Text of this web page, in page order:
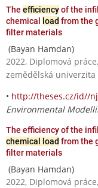
The efficiencyof the
chemical load from the
filter materials
(Bayan Hamdan)
2022, Diplomová
zemědělská univerzita
• http://theses.cz/id//
Environmental
The efficiency of the
chemical load from the
filter materials
(Bayan Hamdan)
2022, Diplomová